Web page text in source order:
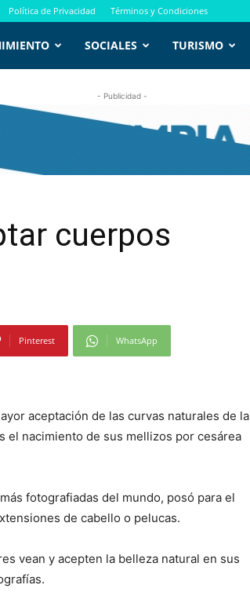
Política de Privacidad Términos y Condiciones
SOCIALES TURISMO
- Publicidad -
cuerpos
Pinterest WhatsApp
aceptación de las curvas naturales de la
el nacimiento de sus mellizos por cesárea
fotografiadas del mundo, posó para el
de cabello o pelucas.
vean y acepten la belleza natural en sus